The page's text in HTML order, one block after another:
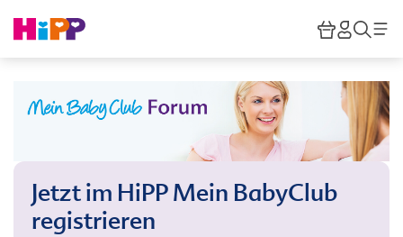
HiPP
Jetzt im HiPP Mein BabyClub
registrieren